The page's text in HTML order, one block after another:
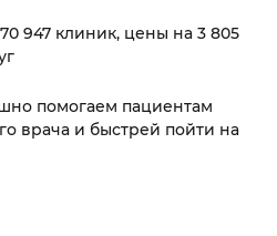
947 клиник, цены на 3 805
помогаем пациентам
врача и быстрей пойти на